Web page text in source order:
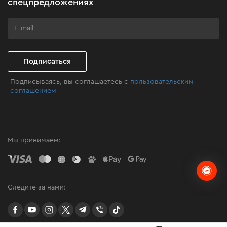
Клуб мастерства
спецпредложениях
Подписаться
Подписываясь, вы соглашаетесь с пользовательским
соглашением
Мы принимаем:
Следите за нами:
facebookyoutubeinstagramtwittertelegram
Viber TikTok